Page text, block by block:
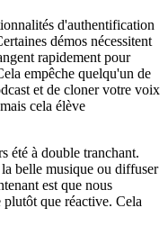
d'authentification
démos nécessitent
rapidement pour
empêche quelqu'un de
et de cloner votre voix
cela élève
été à double tranchant.
belle musique ou diffuser
est que nous
que réactive. Cela